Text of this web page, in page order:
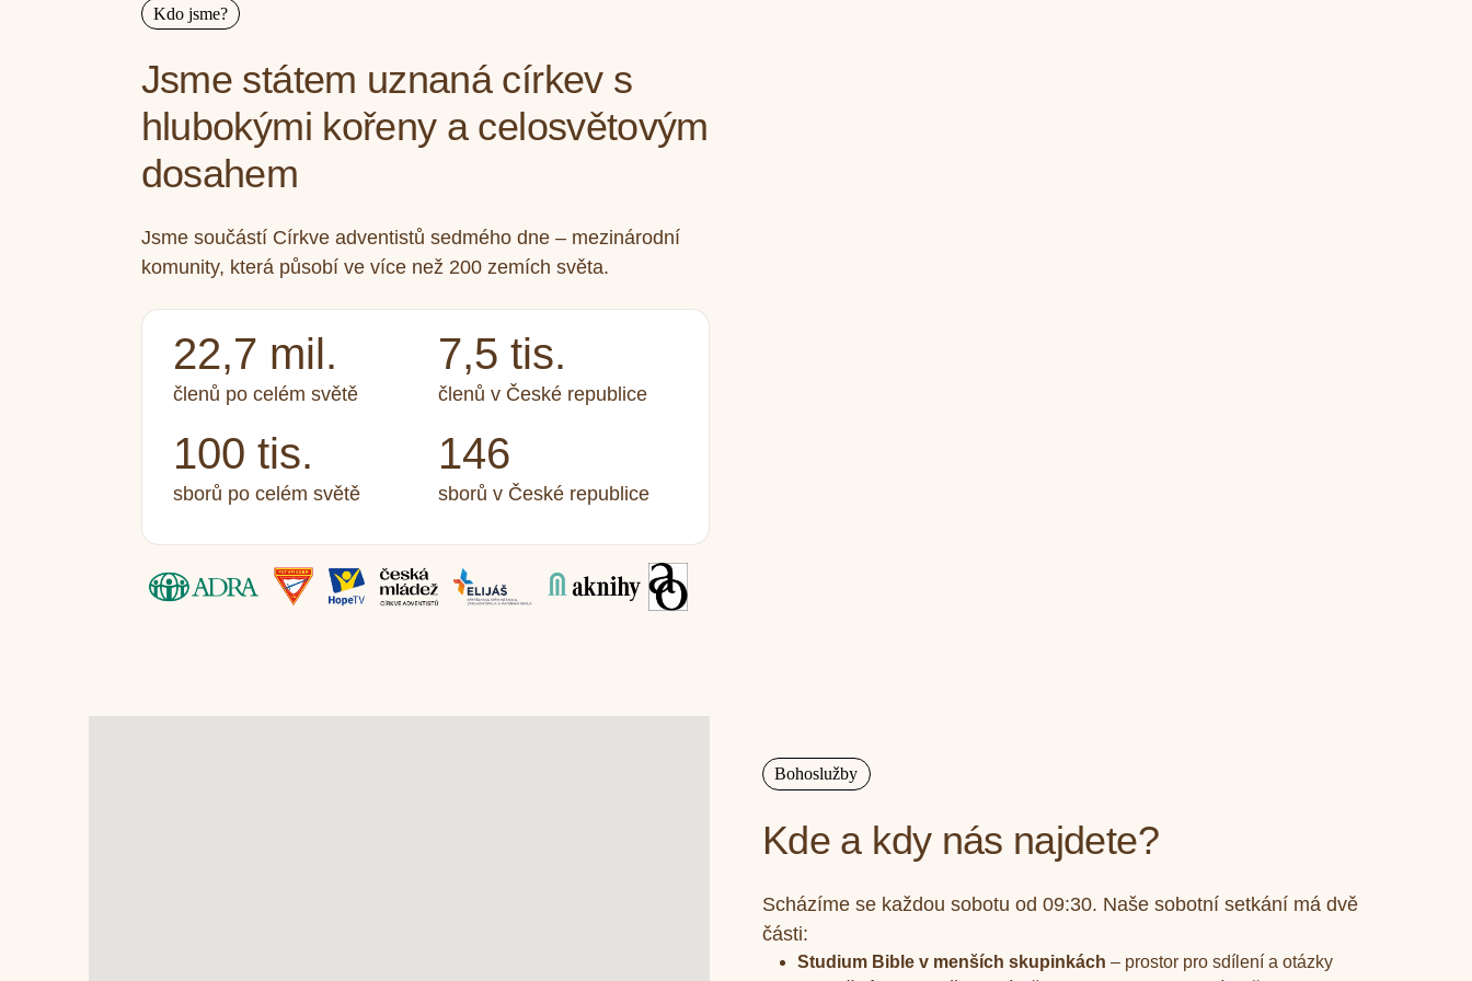
Kdo jsme?
Jsme státem uznaná církev s
hlubokými kořeny a celosvětovým
dosahem
Jsme součástí Církve adventistů sedmého dne – mezinárodní
komunity, která působí ve více než 200 zemích světa.
22,7 mil.
členů po celém světě
7,5 tis.
členů v České republice
100 tis.
sborů po celém světě
146
sborů v České republice
Bohoslužby
Kde a kdy nás najdete?
Scházíme se každou sobotu od 09:30. Naše sobotní setkání má dvě
části:
Studium Bible v menších skupinkách – prostor pro sdílení a otázky